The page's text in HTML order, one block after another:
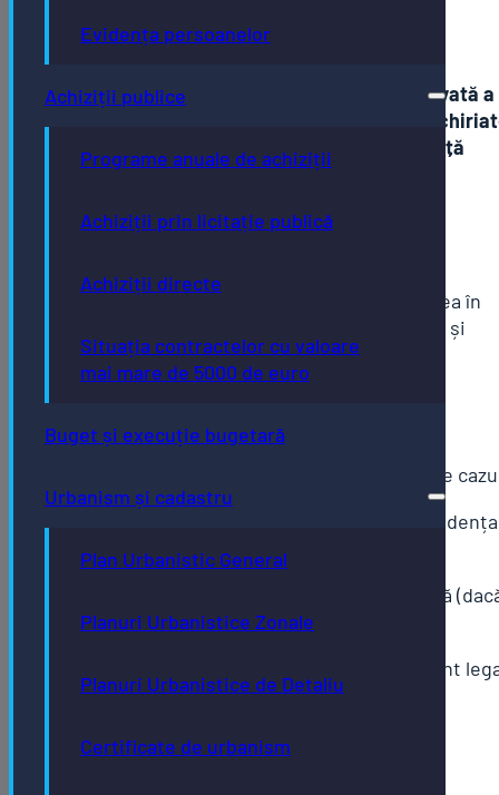
Evidența persoanelor
Achiziții publice
Programe anuale de achiziții
Achiziții prin licitație publică
Achiziții directe
Situația contractelor cu valoare
mai mare de 5000 de euro
Buget și execuție bugetară
Urbanism și cadastru
Plan Urbanistic General
Planuri Urbanistice Zonale
Planuri Urbanistice de Detaliu
Certificate de urbanism
construcției (după caz)
Clădiri proprietate publică/privată a
statului/UAT concesionate,
date în administrare ori folosință
Contract de închiriere
local/judeţean privind darea în
administrare sau folosință și
protocol/proces verbal de
predare-primire
Balanța de verificare analitică (dacă e
Fișa bunului imobil (după caz) din evidența
contabilă
Certificat de performanță energetică
este cazul)
Act de identitate pentru reprezentant
împuternicit
Împuternicire, în original sau copie